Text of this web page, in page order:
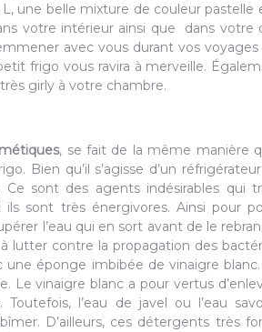
une belle mixture de couleur
votre intérieur ainsi que dans votre
avec vous durant vos
frigo vous ravira à merveille.
girly à votre chambre.
, se fait de la même manière
Bien qu’il s’agisse d’un
sont des agents indésirables qui
sont très énergivores. Ainsi pour
l’eau qui en sort avant de le
lutter contre la propagation des
éponge imbibée de vinaigre
Le vinaigre blanc a pour vertus
l’eau de javel ou l’eau
D’ailleurs, ces détergents très